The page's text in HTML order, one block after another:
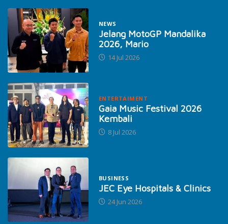
NEWS
Jelang MotoGP Mandalika
2026, Mario
14 Jul 2026
ENTERTAIMENT
Gaia Music Festival 2026
Kembali
8 Jul 2026
BUSINESS
JEC Eye Hospitals & Clinics
24 Jun 2026